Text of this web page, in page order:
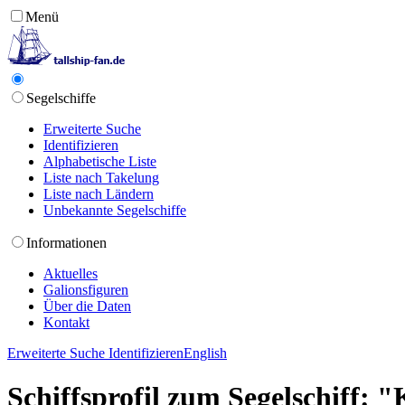
Menü
Segelschiffe
Erweiterte Suche
Identifizieren
Alphabetische Liste
Liste nach Takelung
Liste nach Ländern
Unbekannte Segelschiffe
Informationen
Aktuelles
Galionsfiguren
Über die Daten
Kontakt
Erweiterte Suche IdentifizierenEnglish
Schiffsprofil zum Segelschiff: